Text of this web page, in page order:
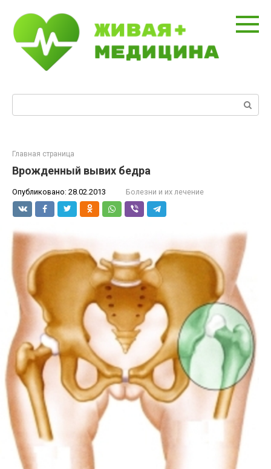
контенту
Главная страница
Врожденный вывих бедра
Опубликовано: 28.02.2013 Болезни и их лечение